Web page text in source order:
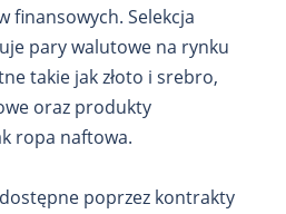
finansowych. Selekcja
pary walutowe na rynku
takie jak złoto i srebro,
oraz produkty
ropa naftowa.
poprzez kontrakty